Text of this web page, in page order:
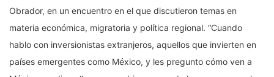
Obrador, en un encuentro en el que discutieron temas en
materia económica, migratoria y política regional. “Cuando
hablo con inversionistas extranjeros, aquellos que invierten en
países emergentes como México, y les pregunto cómo ven a